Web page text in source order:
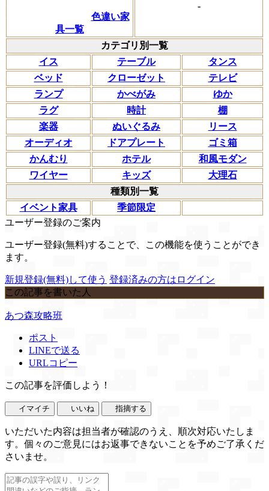
色違い家
具一覧
-
カテゴリ別一覧
イス
テーブル
タンス
ベッド
クローゼット
テレビ
ランプ
かべがみ
ゆか
ラグ
時計
棚
楽器
ぬいぐるみ
リース
オーディオ
ドアプレート
ゴミ箱
かんむり
ホテル
和風モダン
ワイヤー
キッズ
大理石
種類別一覧
イベント家具
季節限定
ユーザー登録のご案内
ユーザー登録(無料)することで、この機能を使うことができ
ます。
新規登録(無料)して使う 登録済みの方はログイン
この記事を書いた人
あつ森攻略班
ポスト
LINEで送る
URLコピー
この記事を評価しよう！
イマイチ いいね 指摘する
いただいた内容は担当者が確認のうえ、順次対応いたしま
す。個々のご意見にはお返事できないことを予めご了承くだ
さいませ。